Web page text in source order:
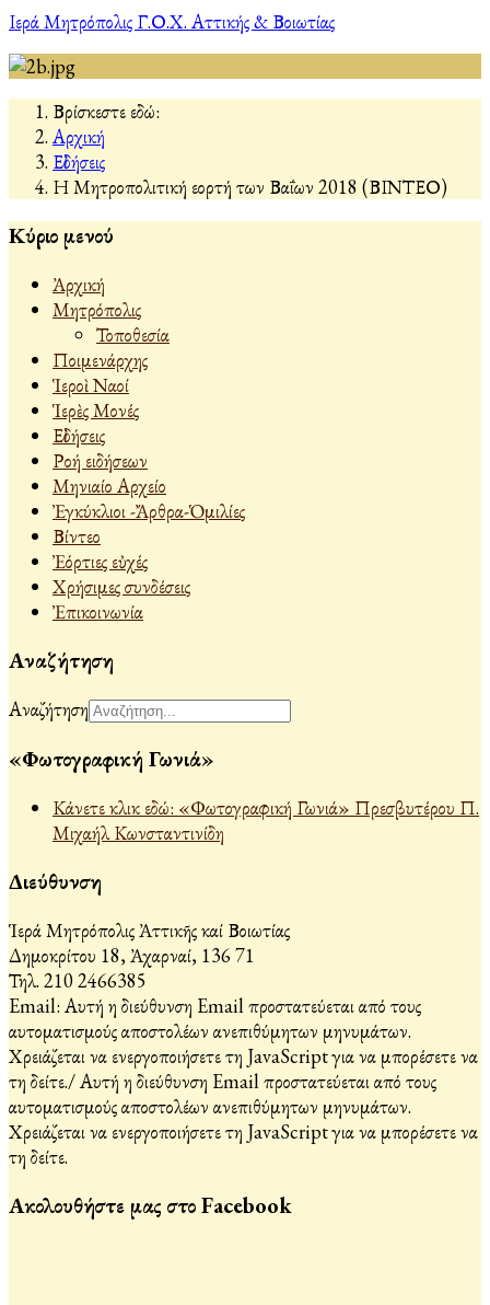
Ιερά Μητρόπολις Γ.Ο.Χ. Αττικής & Βοιωτίας
Βρίσκεστε εδώ:
Αρχική
Εἰδήσεις
Η Μητροπολιτική εορτή των Βαΐων 2018 (ΒΙΝΤΕΟ)
Κύριο μενού
Ἀρχική
Μητρόπολις
Τοποθεσία
Ποιμενάρχης
Ἱεροὶ Ναοί
Ἱερὲς Μονές
Εἰδήσεις
Ροή ειδήσεων
Μηνιαίο Αρχείο
Ἐγκύκλιοι -Ἄρθρα-Ὁμιλίες
Βίντεο
Ἐόρτιες εὐχές
Χρήσιμες συνδέσεις
Ἐπικοινωνία
Αναζήτηση
Αναζήτηση
«Φωτογραφική Γωνιά»
Κάνετε κλικ εδώ: «Φωτογραφική Γωνιά» Πρεσβυτέρου Π.
Μιχαήλ Κωνσταντινίδη
Διεύθυνση
Ἱερά Μητρόπολις Ἀττικῆς καί Βοιωτίας
Δημοκρίτου 18, Ἀχαρναί, 136 71
Τηλ. 210 2466385
Email: Αυτή η διεύθυνση Email προστατεύεται από τους
αυτοματισμούς αποστολέων ανεπιθύμητων μηνυμάτων.
Χρειάζεται να ενεργοποιήσετε τη JavaScript για να μπορέσετε να
τη δείτε./Αυτή η διεύθυνση Email προστατεύεται από τους
αυτοματισμούς αποστολέων ανεπιθύμητων μηνυμάτων.
Χρειάζεται να ενεργοποιήσετε τη JavaScript για να μπορέσετε να
τη δείτε.
Ακολουθήστε μας στο Facebook